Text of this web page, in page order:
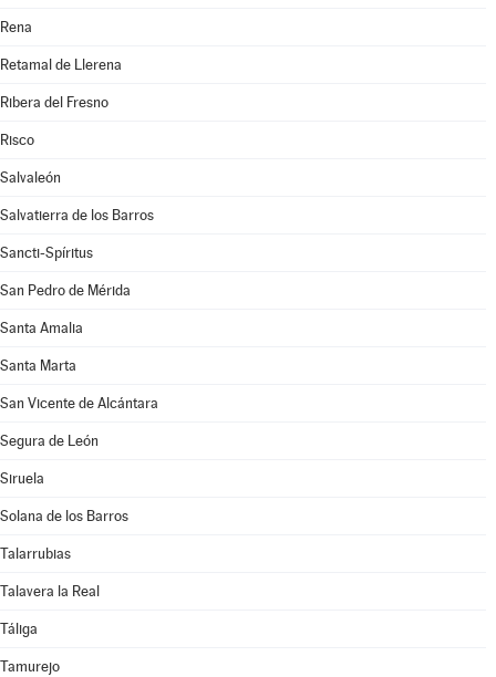
Rena
Retamal de Llerena
Ribera del Fresno
Risco
Salvaleón
Salvatierra de los Barros
Sancti-Spíritus
San Pedro de Mérida
Santa Amalia
Santa Marta
San Vicente de Alcántara
Segura de León
Siruela
Solana de los Barros
Talarrubias
Talavera la Real
Táliga
Tamurejo